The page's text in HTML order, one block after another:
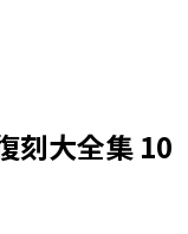
刻大全集 10